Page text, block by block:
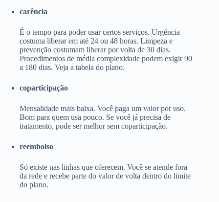
carência
É o tempo para poder usar certos serviços. Urgência
costuma liberar em até 24 ou 48 horas. Limpeza e
prevenção costumam liberar por volta de 30 dias.
Procedimentos de média complexidade podem exigir 90
a 180 dias. Veja a tabela do plano.
coparticipação
Mensalidade mais baixa. Você paga um valor por uso.
Bom para quem usa pouco. Se você já precisa de
tratamento, pode ser melhor sem coparticipação.
reembolso
Só existe nas linhas que oferecem. Você se atende fora
da rede e recebe parte do valor de volta dentro do limite
do plano.